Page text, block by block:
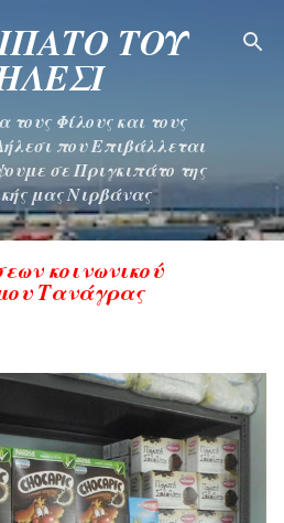
κύριο περιεχόμενο
ΤΟΥ
τους Φίλους και τους
που Επιβάλλεται
σε Πριγκιπάτο της
μας Νιρβάνας
κοινωνικού
Τανάγρας